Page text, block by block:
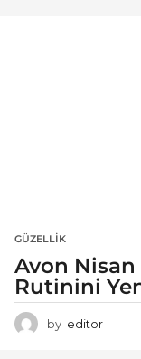
GÜZELLIK
Avon
Rutinini
by editor